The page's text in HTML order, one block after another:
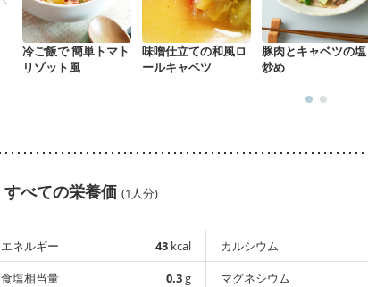
冷ご飯で 簡単トマト
リゾット風
味噌仕立ての和風ロ
ールキャベツ
豚肉とキャベツの塩
炒め
すべての栄養価 (1人分)
エネルギー 43 kcal
食塩相当量
0.3g
カルシウム
マグネシウム